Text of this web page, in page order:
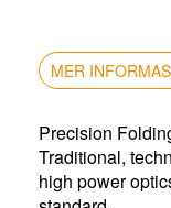
MER
Precision
Traditional,
high power